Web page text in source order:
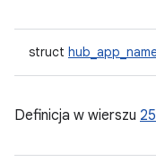
struct
Definicja w wierszu